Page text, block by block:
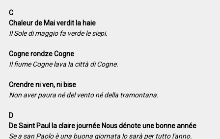
C
Chaleur de Mai verdit la haie
Il Sole di maggio fa verde le siepi.
Cogne rondze Cogne
Il fiume Cogne lava la città di Cogne.
Crendre ni ven, ni bise
Non aver paura né del vento né della tramontana.
D
De Saint Paul la claire journée Nous dénote une bonne année
Se a san Paolo è una buona giornata lo sarà per tutto l'anno.